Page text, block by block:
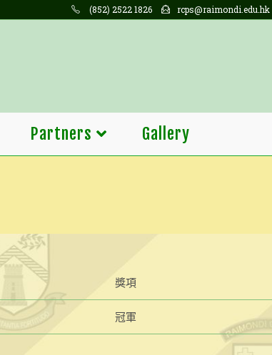
(852) 2522 1826 rcps@raimondi.edu.hk
Partners Gallery
獎項
冠軍